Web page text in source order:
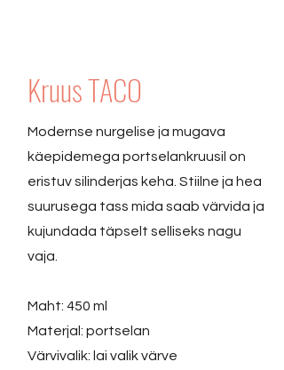
Kruus TACO
Modernse nurgelise ja mugava
käepidemega portselankruusil on
eristuv silinderjas keha. Stiilne ja hea
suurusega tass mida saab värvida ja
kujundada täpselt selliseks nagu
vaja.
Maht: 450 ml
Materjal: portselan
Värvivalik: lai valik värve